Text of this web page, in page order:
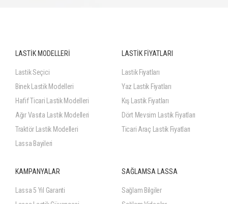
LASTİK MODELLERİ
Lastik Seçici
Binek Lastik Modelleri
Hafif Ticari Lastik Modelleri
Ağır Vasıta Lastik Modelleri
Traktör Lastik Modelleri
Lassa Bayileri
LASTİK FİYATLARI
Lastik Fiyatları
Yaz Lastik Fiyatları
Kış Lastik Fiyatları
Dört Mevsim Lastik Fiyatları
Ticari Araç Lastik Fiyatları
KAMPANYALAR
Lassa 5 Yıl Garanti
SAĞLAMSA LASSA
Sağlam Bilgiler